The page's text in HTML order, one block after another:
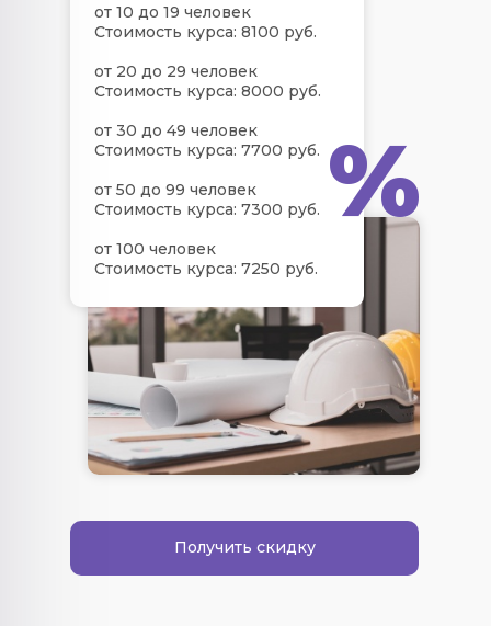
от 10 до 19 человек
Стоимость курса: 8100 руб.
от 20 до 29 человек
Стоимость курса: 8000 руб.
от 30 до 49 человек
Стоимость курса: 7700 руб.
от 50 до 99 человек
Стоимость курса: 7300 руб.
от 100 человек
Стоимость курса: 7250 руб.
Получить скидку
%